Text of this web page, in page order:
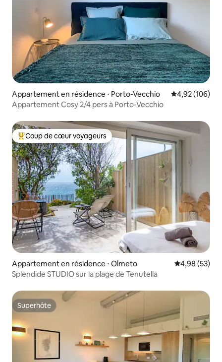
Appartement en résidence ⋅ Porto-Vecchio Évaluation
4,92 (106)
Appartement Cosy 2/4 pers à Porto-Vecchio
Coups de cœur voyageurs les plus appréciés
Coup de cœur voyageurs
Appartement en résidence ⋅ Olmeto Évaluation
4,98 (53)
Splendide STUDIO sur la plage de Tenutella
Superhôte
Superhôte